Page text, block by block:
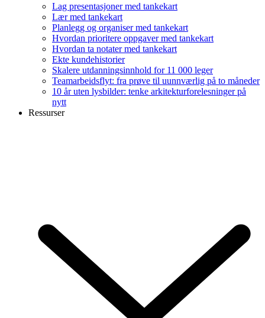
Lag presentasjoner med tankekart
Lær med tankekart
Planlegg og organiser med tankekart
Hvordan prioritere oppgaver med tankekart
Hvordan ta notater med tankekart
Ekte kundehistorier
Skalere utdanningsinnhold for 11 000 leger
Teamarbeidsflyt: fra prøve til uunnværlig på to måneder
10 år uten lysbilder: tenke arkitekturforelesninger på
nytt
Ressurser